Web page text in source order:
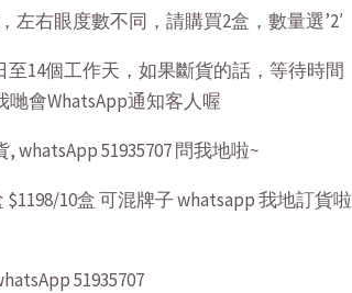
左右眼度數不同，請購買2盒，數量選’2′
至14個工作天，如果斷貨的話，等待時間
會WhatsApp通知客人喔
whatsApp 51935707 問我地啦~
$1198/10盒 可混牌子 whatsapp 我地訂貨啦
51935707